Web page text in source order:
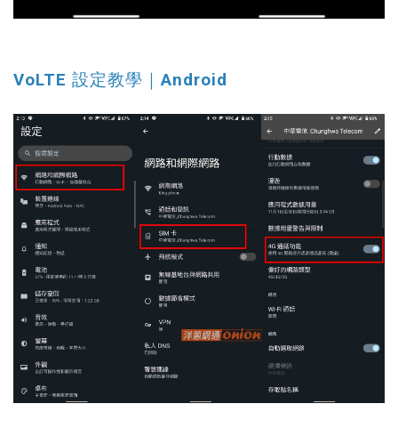
VoLTE 設定教學｜Android